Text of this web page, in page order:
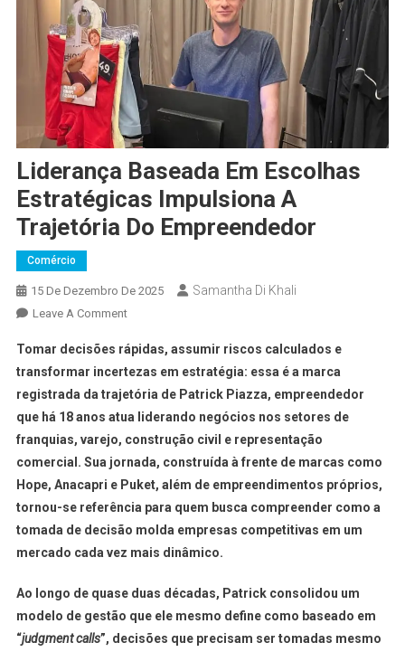
Liderança Baseada Em Escolhas
Estratégicas Impulsiona A
Trajetória Do Empreendedor
Comércio
15 De Dezembro De 2025 Samantha Di Khali
Leave A Comment
Tomar decisões rápidas, assumir riscos calculados e
transformar incertezas em estratégia: essa é a marca
registrada da trajetória de Patrick Piazza, empreendedor
que há 18 anos atua liderando negócios nos setores de
franquias, varejo, construção civil e representação
comercial. Sua jornada, construída à frente de marcas como
Hope, Anacapri e Puket, além de empreendimentos próprios,
tornou-se referência para quem busca compreender como a
tomada de decisão molda empresas competitivas em um
mercado cada vez mais dinâmico.
Ao longo de quase duas décadas, Patrick consolidou um
modelo de gestão que ele mesmo define como baseado em
“judgment calls”, decisões que precisam ser tomadas mesmo